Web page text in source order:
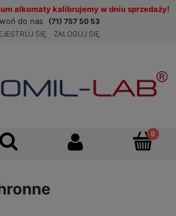
alkomaty kalibrujemy w dniu sprzedaży!
do nas
(71) 757 50 53
SIĘ
ZALOGUJ SIĘ